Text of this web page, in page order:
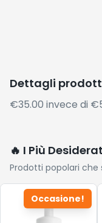
Dettagli
€35.00 invece di
🔥 I Più
Prodotti popolari
Occasione!